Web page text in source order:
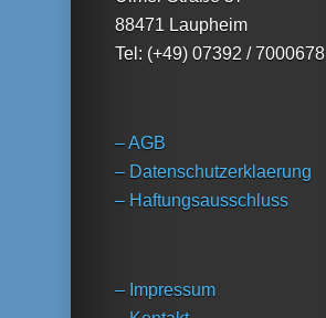
88471 Laupheim
Tel: (+49) 07392 / 7000678
– AGB
– Datenschutzerklaerung
– Haftungsausschluss
– Impressum